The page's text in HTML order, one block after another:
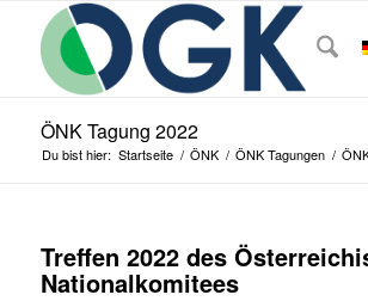
ÖNK Tagung 2022
Du bist hier: Startseite / ÖNK / ÖNK Tagungen /
Treffen 2022 des
Nationalkomitees